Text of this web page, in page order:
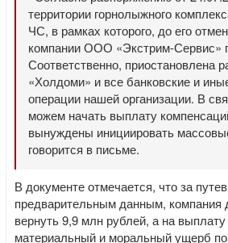
территории горнолыжного
ЧС, в рамках которого, до его
компании ООО «Экстрим-Сервис»
Соответственно, приостановлена
«Холдоми» и все банковские и
операции нашей организации. В
можем начать выплату
вынуждены инициировать
говорится в письме.
В документе отмечается, что за
предварительным данным, компания
вернуть 9,9 млн рублей, а на
материальный и моральный ущерб